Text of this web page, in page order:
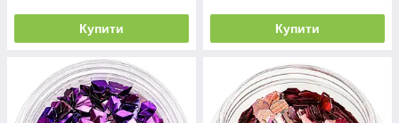
Купити Купити